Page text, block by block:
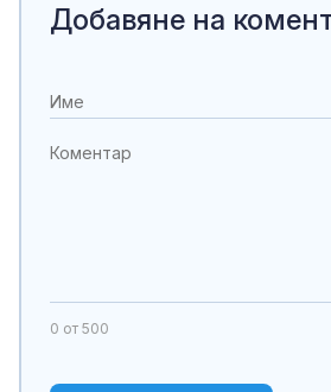
Добавяне на
0 от 500